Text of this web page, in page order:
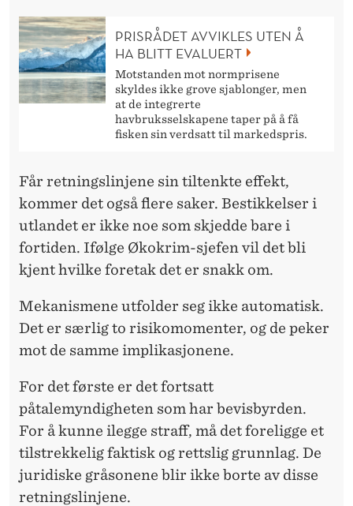
PRISRÅDET AVVIKLES UTEN Å
HA BLITT EVALUERT
Motstanden mot normprisene
skyldes ikke grove sjablonger, men
at de integrerte
havbruksselskapene taper på å få
fisken sin verdsatt til markedspris.
Får retningslinjene sin tiltenkte effekt,
kommer det også flere saker. Bestikkelser i
utlandet er ikke noe som skjedde bare i
fortiden. Ifølge Økokrim-sjefen vil det bli
kjent hvilke foretak det er snakk om.
Mekanismene utfolder seg ikke automatisk.
Det er særlig to risikomomenter, og de peker
mot de samme implikasjonene.
For det første er det fortsatt
påtalemyndigheten som har bevisbyrden.
For å kunne ilegge straff, må det foreligge et
tilstrekkelig faktisk og rettslig grunnlag. De
juridiske gråsonene blir ikke borte av disse
retningslinjene.